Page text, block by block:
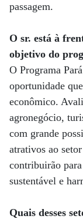
passagem.
O sr. está à
objetivo do
O Programa
oportunidade
econômico.
agronegócio,
com grande
atrativos ao
contribuirão
sustentável e
Quais desses